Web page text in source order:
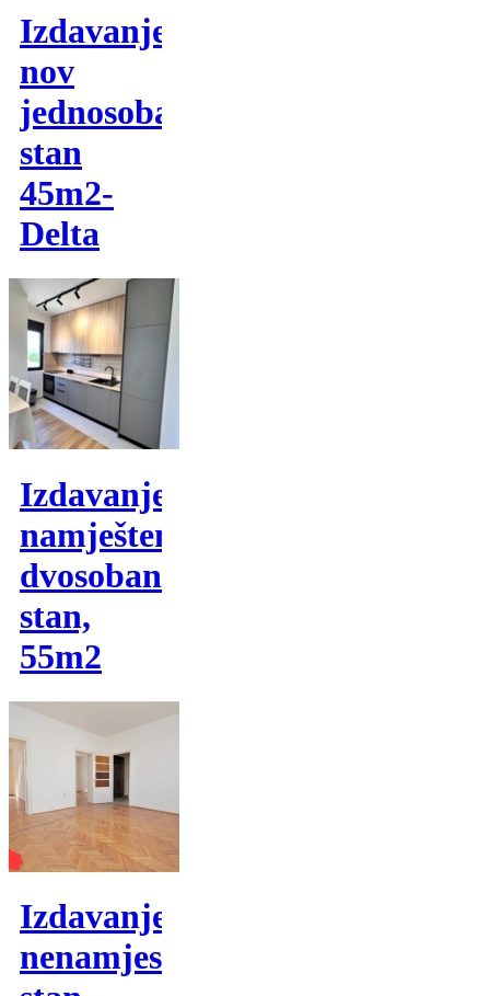
Izdavanje,
nov
jednosoban
stan
45m2-
Delta
Izdavanje,
namješten
dvosoban
stan,
55m2
Izdavanje,
nenamjesten